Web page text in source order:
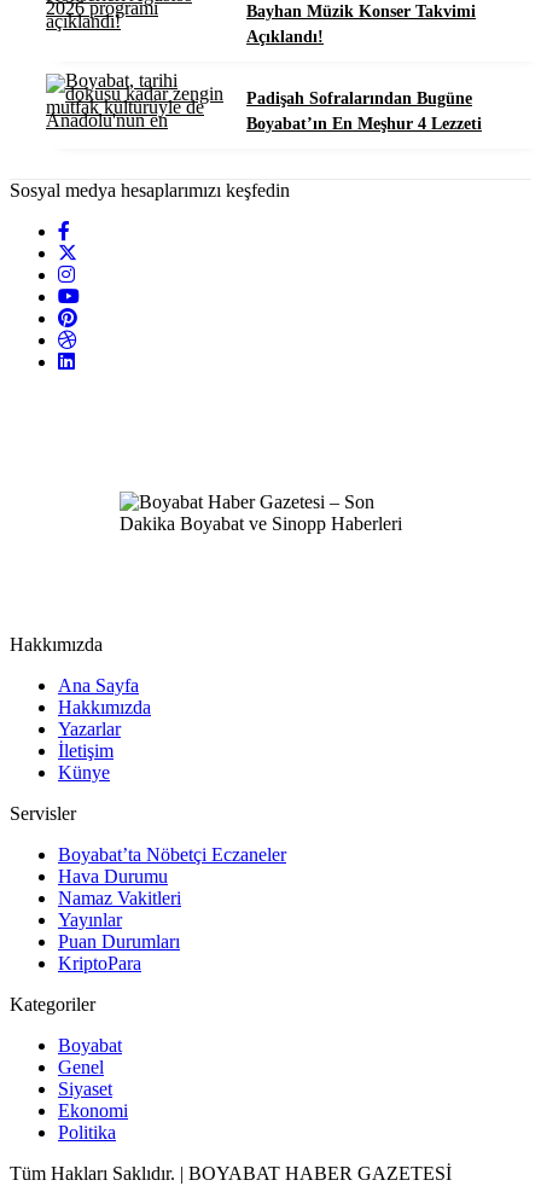
Bayhan Müzik Konser Takvimi
Açıklandı!
Padişah Sofralarından Bugüne
Boyabat’ın En Meşhur 4 Lezzeti
Sosyal medya hesaplarımızı keşfedin
Hakkımızda
Ana Sayfa
Hakkımızda
Yazarlar
İletişim
Künye
Servisler
Boyabat’ta Nöbetçi Eczaneler
Hava Durumu
Namaz Vakitleri
Yayınlar
Puan Durumları
KriptoPara
Kategoriler
Boyabat
Genel
Siyaset
Ekonomi
Politika
Tüm Hakları Saklıdır. | BOYABAT HABER GAZETESİ